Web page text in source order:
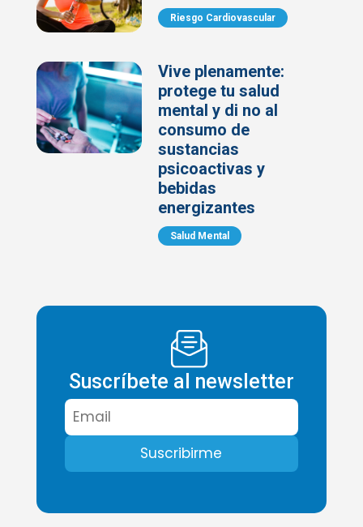
Riesgo Cardiovascular
Vive plenamente:
protege tu salud
mental y di no al
consumo de
sustancias
psicoactivas y
bebidas
energizantes
Salud Mental
Suscríbete al newsletter